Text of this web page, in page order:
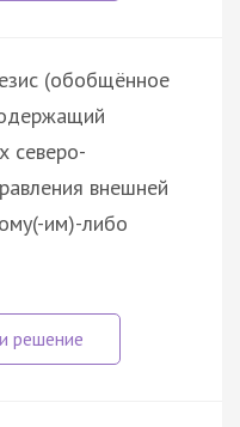
(обобщённое
северо-
внешней
им)-либо